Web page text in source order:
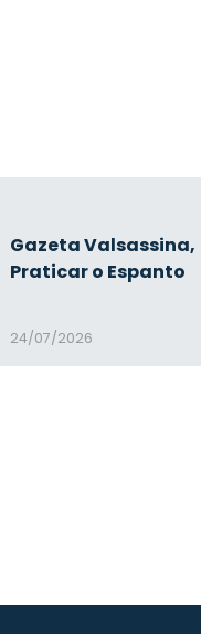
Gazeta Valsassina,
Praticar o Espanto
24/07/2026